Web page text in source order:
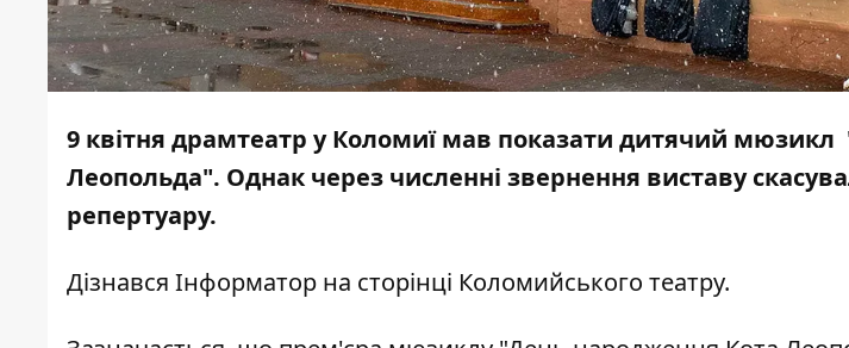
9 квітня драмтеатр у Коломиї мав показати дитячий
Леопольда". Однак через численні звернення виставу
репертуару.
Дізнався Інформатор на сторінці Коломийського театру.